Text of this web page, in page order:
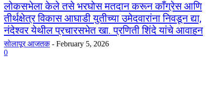
लोकसभेला केले तसे भरघोस मतदान करून काँग्रेस आणि
तीर्थक्षेत्र विकास आघाडी युतीच्या उमेदवारांना निवडून द्या,
नंदेश्वर येथील प्रचारसभेत खा. प्रणिती शिंदे यांचे आवाहन
सोलापूर आजतक - February 5, 2026
0